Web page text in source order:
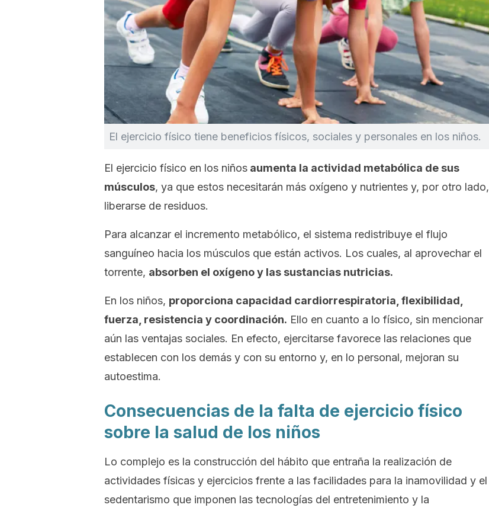
El ejercicio físico tiene beneficios físicos, sociales y personales en los niños.
El ejercicio físico en los niños aumenta la actividad metabólica de sus
músculos, ya que estos necesitarán más oxígeno y nutrientes y, por otro lado,
liberarse de residuos.
Para alcanzar el incremento metabólico, el sistema redistribuye el flujo
sanguíneo hacia los músculos que están activos. Los cuales, al aprovechar el
torrente, absorben el oxígeno y las sustancias nutricias.
En los niños, proporciona capacidad cardiorrespiratoria, flexibilidad,
fuerza, resistencia y coordinación. Ello en cuanto a lo físico, sin mencionar
aún las ventajas sociales. En efecto, ejercitarse favorece las relaciones que
establecen con los demás y con su entorno y, en lo personal, mejoran su
autoestima.
Consecuencias de la falta de ejercicio físico
sobre la salud de los niños
Lo complejo es la construcción del hábito que entraña la realización de
actividades físicas y ejercicios frente a las facilidades para la inamovilidad y el
sedentarismo que imponen las tecnologías del entretenimiento y la